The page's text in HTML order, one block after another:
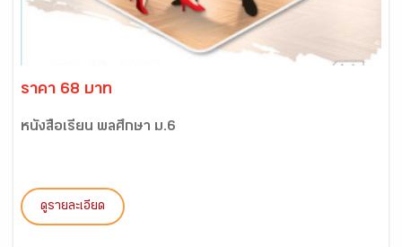
ราคา 68 บาท
หนังสือเรียน พลศึกษา ม.6
ดูรายละเอียด